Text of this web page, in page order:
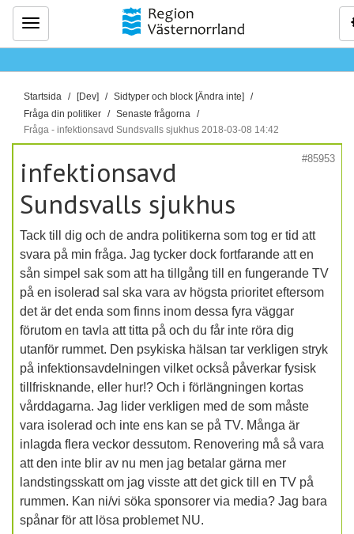
Meny
D
u
ä
h
ä
r
:
Startsida [Dev]
Sidtyper och block [Ändra inte]
Fråga din politiker
Senaste frågorna
Fråga - infektionsavd Sundsvalls sjukhus 2018-03-08 14:42
#85953
infektionsavd
Sundsvalls sjukhus
Tack till dig och de andra politikerna som tog er tid att
svara på min fråga. Jag tycker dock fortfarande att en
sån simpel sak som att ha tillgång till en fungerande TV
på en isolerad sal ska vara av högsta prioritet eftersom
det är det enda som finns inom dessa fyra väggar
förutom en tavla att titta på och du får inte röra dig
utanför rummet. Den psykiska hälsan tar verkligen stryk
på infektionsavdelningen vilket också påverkar fysisk
tillfrisknande, eller hur!? Och i förlängningen kortas
vårddagarna. Jag lider verkligen med de som måste
vara isolerad och inte ens kan se på TV. Många är
inlagda flera veckor dessutom. Renovering må så vara
att den inte blir av nu men jag betalar gärna mer
landstingsskatt om jag visste att det gick till en TV på
rummen. Kan ni/vi söka sponsorer via media? Jag bara
spånar för att lösa problemet NU.